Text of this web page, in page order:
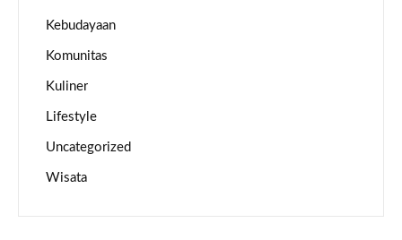
Kebudayaan
Komunitas
Kuliner
Lifestyle
Uncategorized
Wisata